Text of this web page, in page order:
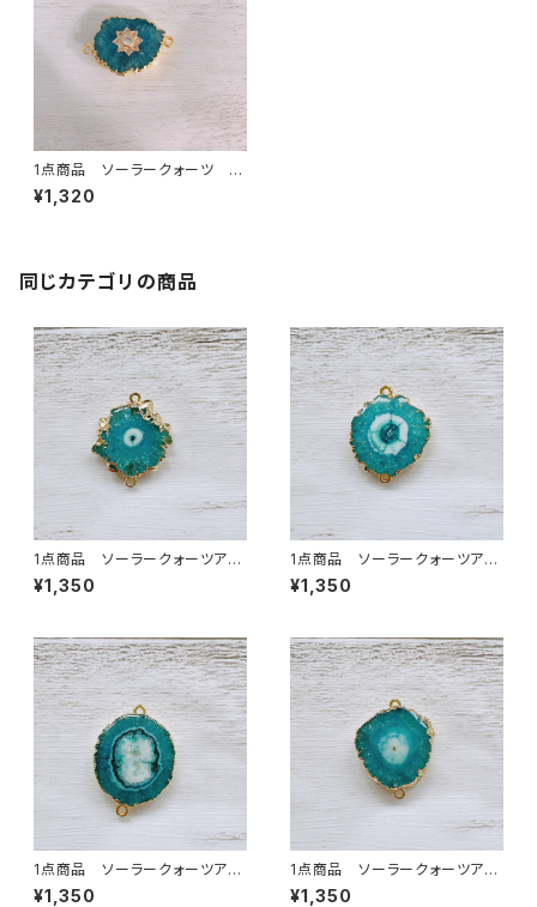
1点商品 ソーラークォーツ ワ
ンポイント付き 2カン アクア
④
¥1,320
同じカテゴリの商品
1点商品 ソーラークォーツアク
ア 2カン②
¥1,350
1点商品 ソーラークォーツアク
ア 2カン ④
¥1,350
1点商品 ソーラークォーツアク
ア 2カン ⑦
¥1,350
1点商品 ソーラークォーツアク
ア 2カン ⑧
¥1,350